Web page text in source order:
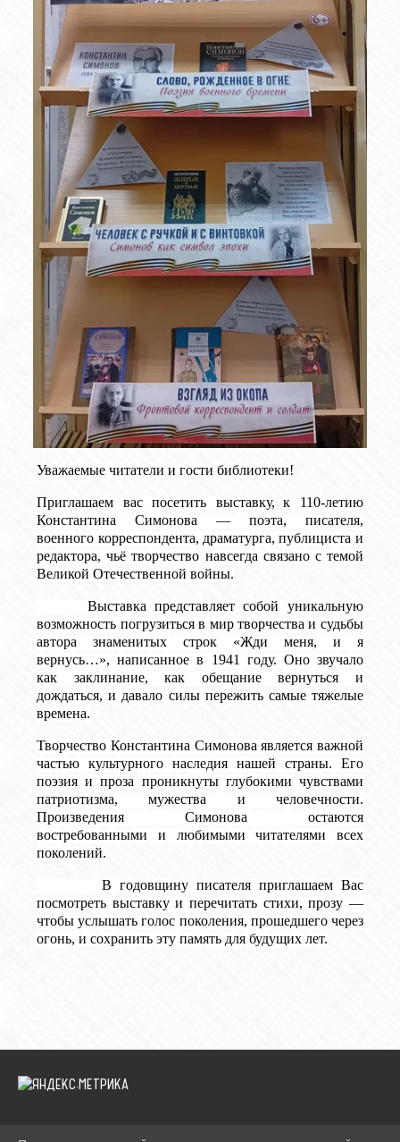
Уважаемые читатели и гости библиотеки!
Приглашаем вас посетить выставку, к 110-летию
Константина Симонова — поэта, писателя,
военного корреспондента, драматурга, публициста и
редактора, чьё творчество навсегда связано с темой
Великой Отечественной войны.
Выставка представляет собой уникальную
возможность погрузиться в мир творчества и судьбы
автора знаменитых строк «Жди меня, и я
вернусь…»,написанное в 1941 году. Оно звучало
как заклинание, как обещание вернуться и
дождаться, и давало силы пережить самые тяжелые
времена.
Творчество Константина Симонова является важной
частью культурного наследия нашей страны. Его
поэзия и проза проникнуты глубокими чувствами
патриотизма, мужества и человечности.
Произведения Симонова остаются
востребованными и любимыми читателями всех
поколений.
В годовщину писателя приглашаем Вас
посмотреть выставку и перечитать стихи, прозу —
чтобы услышать голос поколения, прошедшего через
огонь, и сохранить эту память для будущих лет.